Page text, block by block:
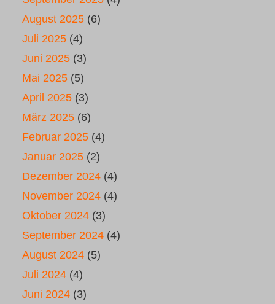
August 2025 (6)
Juli 2025 (4)
Juni 2025 (3)
Mai 2025 (5)
April 2025 (3)
März 2025 (6)
Februar 2025 (4)
Januar 2025 (2)
Dezember 2024 (4)
November 2024 (4)
Oktober 2024 (3)
September 2024 (4)
August 2024 (5)
Juli 2024 (4)
Juni 2024 (3)